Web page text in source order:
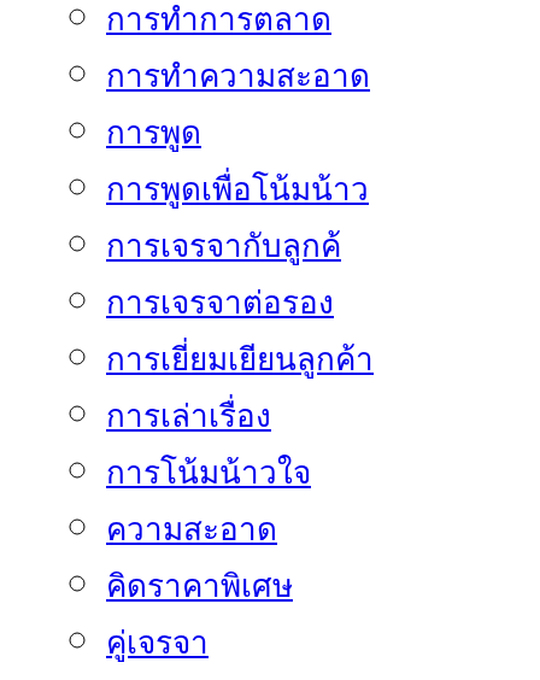
การทำการตลาด
การทำความสะอาด
การพูด
การพูดเพื่อโน้มน้าว
การเจรจากับลูกค้
การเจรจาต่อรอง
การเยี่ยมเยียนลูกค้า
การเล่าเรื่อง
การโน้มน้าวใจ
ความสะอาด
คิดราคาพิเศษ
คู่เจรจา